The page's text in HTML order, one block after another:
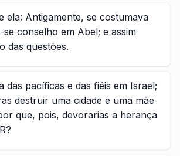
ela: Antigamente, se costumava
se conselho em Abel; e assim
das questões.
das pacíficas e das fiéis em Israel;
destruir uma cidade e uma mãe
que, pois, devorarias a herança